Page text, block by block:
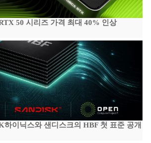
50 시리즈 가격 최대 40% 인상
하이닉스와 샌디스크의 HBF 첫 표준 공개